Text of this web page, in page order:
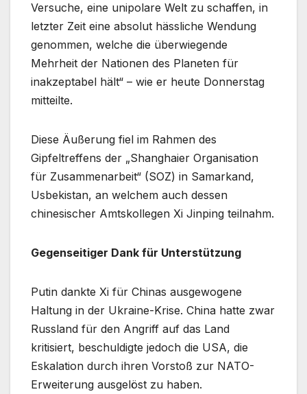
Versuche, eine unipolare Welt zu schaffen, in
letzter Zeit eine absolut hässliche Wendung
genommen, welche die überwiegende
Mehrheit der Nationen des Planeten für
inakzeptabel hält“ – wie er heute Donnerstag
mitteilte.
Diese Äußerung fiel im Rahmen des
Gipfeltreffens der „Shanghaier Organisation
für Zusammenarbeit“ (SOZ) in Samarkand,
Usbekistan, an welchem auch dessen
chinesischer Amtskollegen Xi Jinping teilnahm.
Gegenseitiger Dank für Unterstützung
Putin dankte Xi für Chinas ausgewogene
Haltung in der Ukraine-Krise. China hatte zwar
Russland für den Angriff auf das Land
kritisiert, beschuldigte jedoch die USA, die
Eskalation durch ihren Vorstoß zur NATO-
Erweiterung ausgelöst zu haben.